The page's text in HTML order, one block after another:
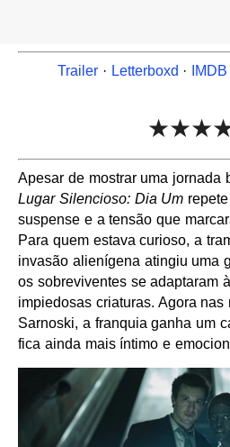
Trailer · Letterboxd · IMDB
Apesar de mostrar uma jornada
Lugar Silencioso: Dia Um
suspense e a tensão que
Para quem estava curioso, a
invasão alienígena atingiu uma
os sobreviventes se adaptaram
impiedosas criaturas. Agora nas
Sarnoski, a franquia ganha um
fica ainda mais íntimo e